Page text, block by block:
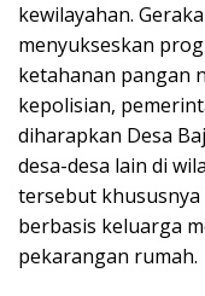
kewilayahan.
menyukseskan
ketahanan pangan
kepolisian,
diharapkan Desa
desa-desa lain di
tersebut
berbasis keluarga
pekarangan rumah.